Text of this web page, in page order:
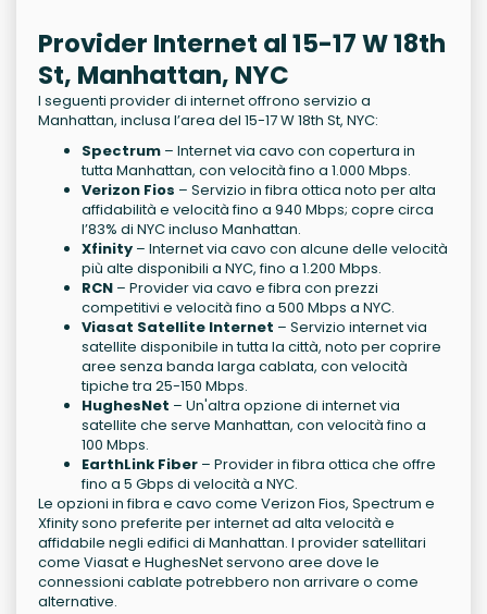
Provider Internet al 15-17 W 18th
St, Manhattan, NYC
I seguenti provider di internet offrono servizio a
Manhattan, inclusa l’area del 15-17 W 18th St, NYC:
Spectrum – Internet via cavo con copertura in
tutta Manhattan, con velocità fino a 1.000 Mbps.
Verizon Fios – Servizio in fibra ottica noto per alta
affidabilità e velocità fino a 940 Mbps; copre circa
l’83% di NYC incluso Manhattan.
Xfinity – Internet via cavo con alcune delle velocità
più alte disponibili a NYC, fino a 1.200 Mbps.
RCN – Provider via cavo e fibra con prezzi
competitivi e velocità fino a 500 Mbps a NYC.
Viasat Satellite Internet – Servizio internet via
satellite disponibile in tutta la città, noto per coprire
aree senza banda larga cablata, con velocità
tipiche tra 25-150 Mbps.
HughesNet – Un'altra opzione di internet via
satellite che serve Manhattan, con velocità fino a
100 Mbps.
EarthLink Fiber – Provider in fibra ottica che offre
fino a 5 Gbps di velocità a NYC.
Le opzioni in fibra e cavo come Verizon Fios, Spectrum e
Xfinity sono preferite per internet ad alta velocità e
affidabile negli edifici di Manhattan. I provider satellitari
come Viasat e HughesNet servono aree dove le
connessioni cablate potrebbero non arrivare o come
alternative.